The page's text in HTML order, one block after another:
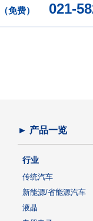
（免费） 021-
► 产品一览
行业
传统汽车
新能源/省能源汽车
液晶